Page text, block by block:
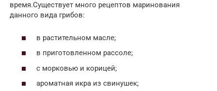
время.Существует много рецептов маринования
данного вида грибов:
в растительном масле;
в приготовленном рассоле;
с морковью и корицей;
ароматная икра из свинушек;